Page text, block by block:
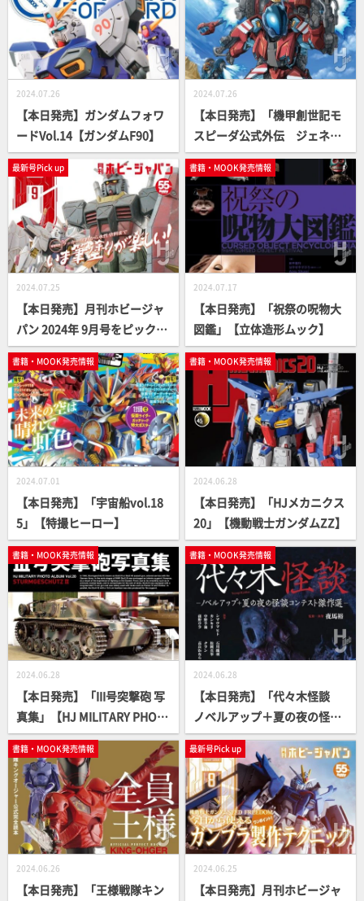
2024.07.26
【本日発売】ガンダムフォワ
ードVol.14【ガンダムF90】
2024.07.26
【本日発売】「機甲創世記モ
スピーダ公式外伝 ジェネシ
スブレイカー」【40周年】
最新号Pick up
2024.07.25
【本日発売】月刊ホビージャ
パン 2024年 9月号をピックア
ップ！
書籍・MOOK発売情報
2024.07.17
【本日発売】「祝祭の呪物大
図鑑」【立体造形ムック】
書籍・MOOK発売情報
2024.07.01
【本日発売】「宇宙船vol.18
5」【特撮ヒーロー】
書籍・MOOK発売情報
2024.06.28
【本日発売】「HJメカニクス
20」【機動戦士ガンダムZZ】
書籍・MOOK発売情報
2024.06.28
【本日発売】「III号突撃砲 写
真集」【HJ MILITARY PHOT
O ALBUM】
書籍・MOOK発売情報
2024.06.28
【本日発売】「代々木怪談
ノベルアップ＋夏の夜の怪談
コンテスト傑作選」【怪談ア
ンソロジー】
書籍・MOOK発売情報
2024.06.26
【本日発売】「王様戦隊キン
最新号Pick up
2024.06.25
【本日発売】月刊ホビージャ